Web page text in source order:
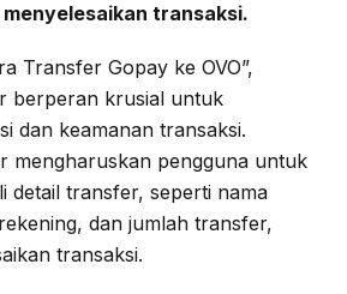
transaksi.
Transfer Gopay ke OVO”,
berperan krusial untuk
dan keamanan transaksi.
mengharuskan pengguna untuk
detail transfer, seperti nama
dan jumlah transfer,
transaksi.